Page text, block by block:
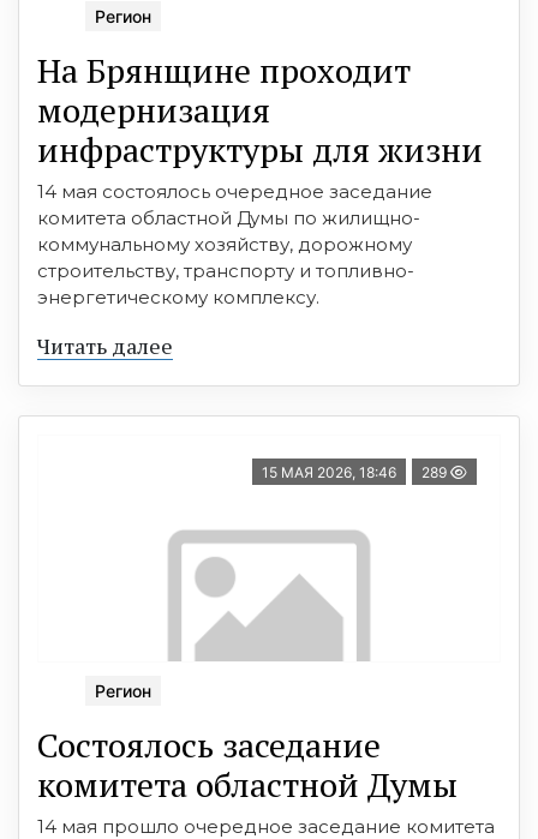
Регион
На Брянщине проходит
модернизация
инфраструктуры для жизни
14 мая состоялось очередное заседание
комитета областной Думы по жилищно-
коммунальному хозяйству, дорожному
строительству, транспорту и топливно-
энергетическому комплексу.
Читать далее
15 МАЯ 2026, 18:46 289
Регион
Состоялось заседание
комитета областной Думы
14 мая прошло очередное заседание комитета